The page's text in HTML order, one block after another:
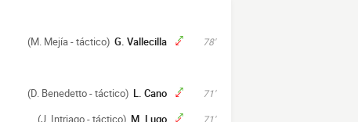
78'
G. Vallecilla
(M. Mejía - táctico)
71'
L. Cano
(D. Benedetto - táctico)
71'
M. Lugo
(J. Intriago - táctico)